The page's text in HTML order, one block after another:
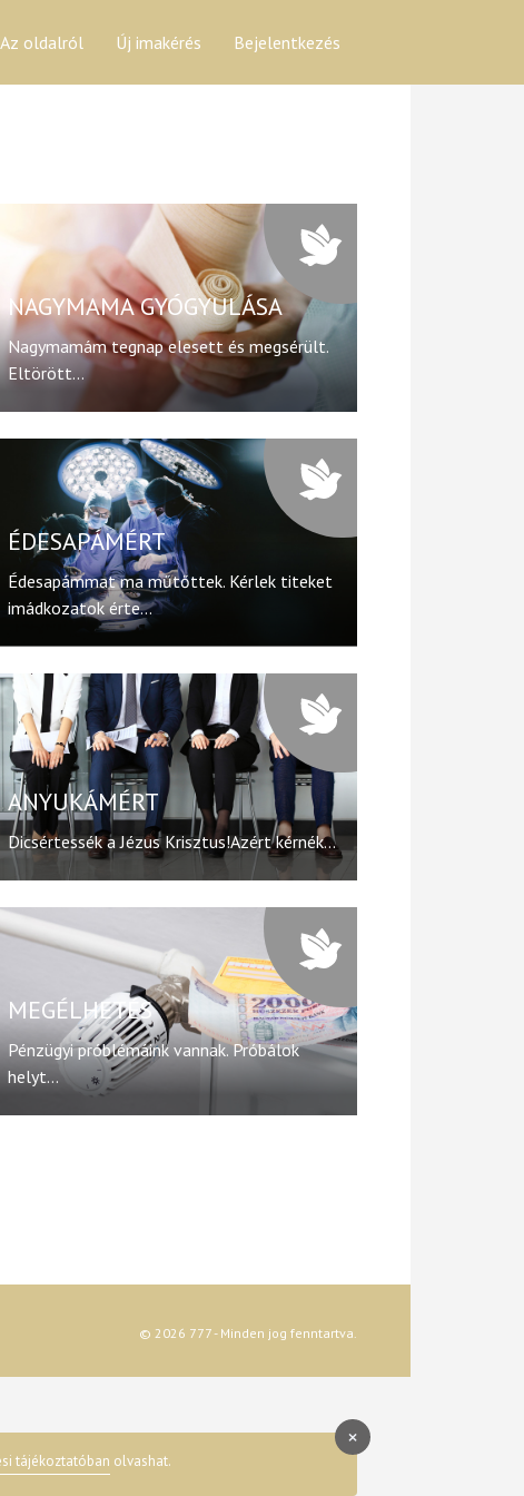
Az oldalról Új imakérés Bejelentkezés
NAGYMAMA GYÓGYULÁSA
Nagymamám tegnap elesett és megsérült.
Eltörött...
ÉDESAPÁMÉRT
Édesapámmat ma műtőttek. Kérlek titeket
imádkozatok érte...
ANYUKÁMÉRT
Dicsértessék a Jézus Krisztus!Azért kérnék...
MEGÉLHETÉS
Pénzügyi próblémáink vannak. Próbálok
helyt...
© 2026 777 - Minden jog fenntartva.
×
tájékoztatóban olvashat.